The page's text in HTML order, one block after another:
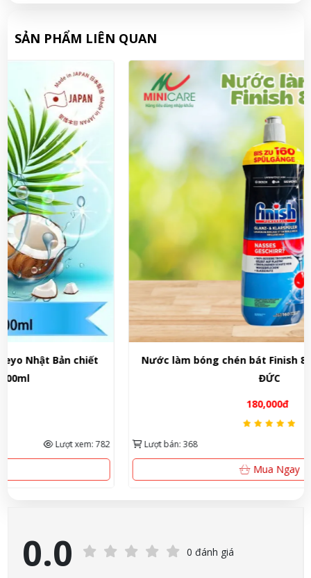
SẢN PHẨM LIÊN QUAN
Nước làm bóng chén bát Finish 800ml - NHẬP KHẨU
Lượt bán: 368
0.0 0 đánh giá